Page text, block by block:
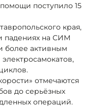
поступило 15
края,
падениях на СИМ
более активным
отмечаются
до серьёзных
операций.